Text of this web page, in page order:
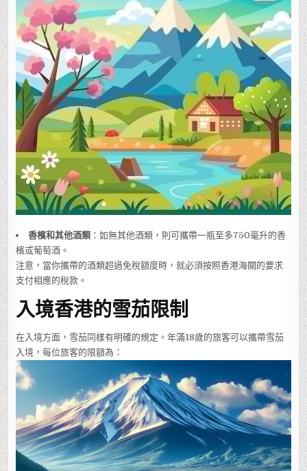
香檳和其他酒類 ：如無其他酒類，則可攜帶一瓶至多750毫升的香
檳或葡萄酒。
注意，當你攜帶的酒類超過免稅額度時，就必須按照香港海關的要求
支付相應的稅款。
入境香港的雪茄限制
在入境方面，雪茄同樣有明確的規定。年滿18歲的旅客可以攜帶雪茄
入境，每位旅客的限額為：